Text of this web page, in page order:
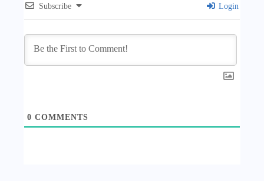
Subscribe Login
0 COMMENTS